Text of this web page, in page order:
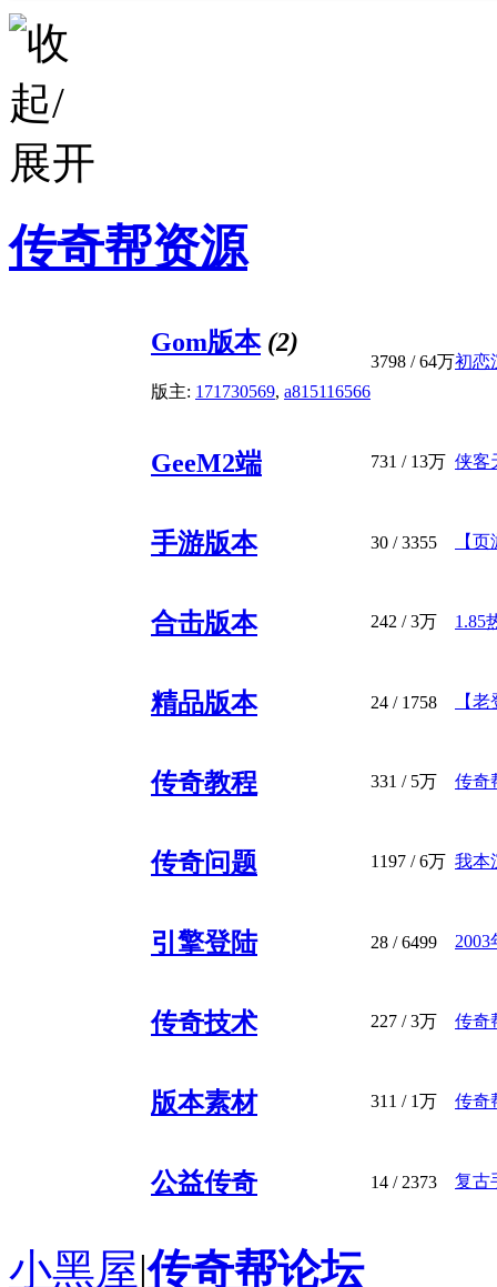
传奇帮资源
Gom版本(2)
版主: 171730569, a815116566
3798 /64万初恋
GeeM2端 731 / 13万 侠客
手游版本 30 / 3355 【
合击版本 242 /3万 1.85
精品版本 24 / 1758 【
传奇教程 331 / 5万 传奇
传奇问题 1197 /6万 我本
引擎登陆 28 / 6499
传奇技术 227 /3万 传奇
版本素材 311 / 1万 传奇
公益传奇 14 / 2373 复古
小黑屋|传奇帮论坛